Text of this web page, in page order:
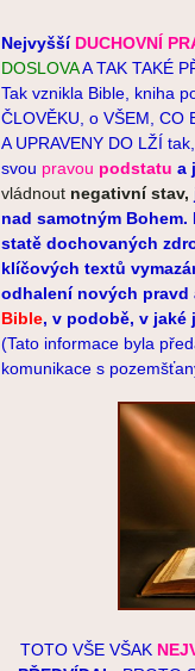
Nejvyšší DUCHOVNÍ
DOSLOVAA TAK TAKÉ
Tak vznikla Bible, kniha
ČLOVĚKU, o VŠEM, CO
A UPRAVENY DO LŽÍ
svou pravou podstatu a
vládnout negativní stav,
nad samotným
statě dochovaných
klíčových textů
odhalení nových pravd
Bible, v podobě, v jaké
(Tato informace byla
komunikace s
TOTO VŠE VŠAK